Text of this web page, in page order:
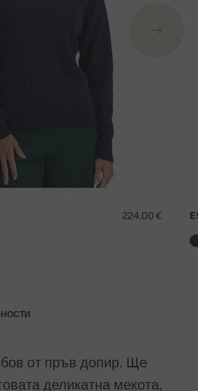
224,00 €
от пръв допир. Ще
деликатна мекота,